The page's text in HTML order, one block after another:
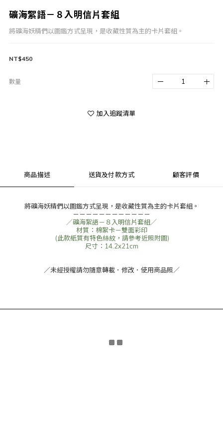
礦海絮語－８入明信片套組
將礦海妖精們以圖鑑方式呈現，是收藏性質為主的卡片套組。
NT$450
數量
加入追蹤清單
商品描述 送貨及付款方式 顧客評價
將礦海妖精們以圖鑑方式呈現，是收藏性質為主的卡片套組。
－－－－－－－－－－－－
／礦海絮語－８入明信片套組／
材質：棉絮卡－雙面彩印
(此款紙質有特色絲紋，請參考近照附圖)
尺寸：14.2x21cm
／未經授權請勿隨意轉載．修改．使用商品照／